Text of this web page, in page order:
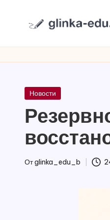
Перейти
g
li
n
k
a
-
e
Опубликовано
Новости
Запись
Отglinka_edu_b